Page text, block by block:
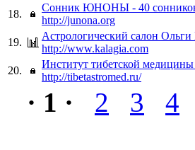
18.
Сонник ЮНОНЫ - 40
http://junona.org
19.
Астрологический салон
http://www.kalagia.com
20.
Институт тибетской медицины
http://tibetastromed.ru/
· 1 · 2 3 4